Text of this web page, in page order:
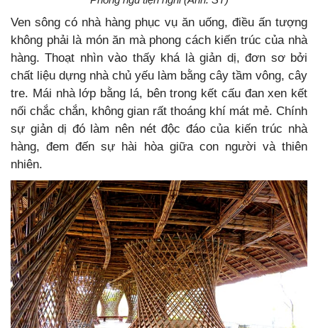
Ven sông có nhà hàng phục vụ ăn uống, điều ấn tượng
không phải là món ăn mà phong cách kiến trúc của nhà
hàng. Thoạt nhìn vào thấy khá là giản dị, đơn sơ bởi
chất liệu dựng nhà chủ yếu làm bằng cây tầm vông, cây
tre. Mái nhà lớp bằng lá, bên trong kết cấu đan xen kết
nối chắc chắn, không gian rất thoáng khí mát mẻ. Chính
sự giản dị đó làm nên nét độc đáo của kiến trúc nhà
hàng, đem đến sự hài hòa giữa con người và thiên
nhiên.